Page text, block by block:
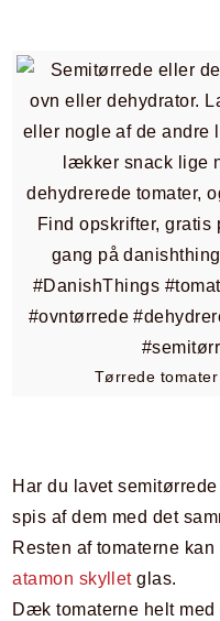
Tørrede
Har du lavet
spis af dem med det
Resten af tomaterne
atamon skylletglas.
Dæk tomaterne helt